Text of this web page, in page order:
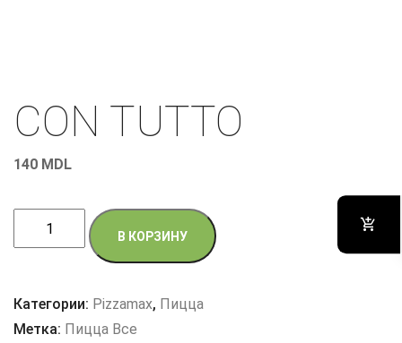
CON TUTTO
140 MDL
Количество
товара
TUTTO
В КОРЗИНУ
Категории: Pizzamax, Пицца
Метка: Пицца Все